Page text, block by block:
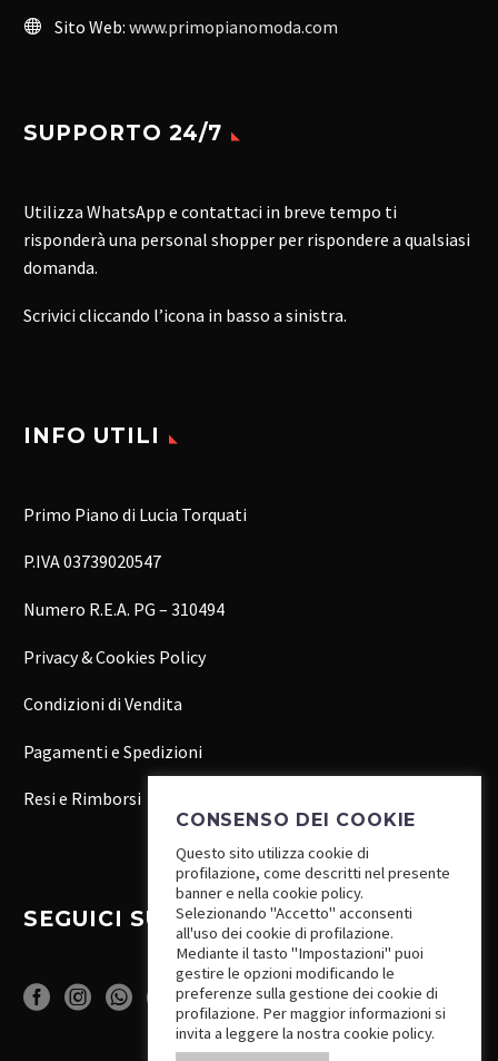
Sito Web: www.primopianomoda.com
SUPPORTO 24/7
Utilizza WhatsApp e contattaci in breve tempo ti
risponderà una personal shopper per rispondere a qualsiasi
domanda.
Scrivici cliccando l’icona in basso a sinistra.
INFO UTILI
Primo Piano di Lucia Torquati
P.IVA 03739020547
Numero R.E.A. PG – 310494
Privacy & Cookies Policy
Condizioni di Vendita
Pagamenti e Spedizioni
Resi e Rimborsi
SEGUICI SUI SOCIAL
CONSENSO DEI COOKIE
Questo sito utilizza cookie di
profilazione, come descritti nel presente
banner e nella cookie policy.
Selezionando "Accetto" acconsenti
all'uso dei cookie di profilazione.
Mediante il tasto "Impostazioni" puoi
gestire le opzioni modificando le
preferenze sulla gestione dei cookie di
profilazione. Per maggior informazioni si
invita a leggere la nostra cookie policy.